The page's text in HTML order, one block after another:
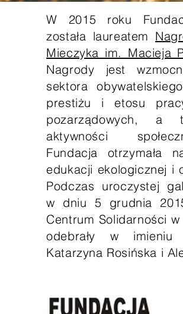
W 2015 roku
została laureatem
Mieczyka im. Macieja
Nagrody jest
sektora
prestiżu i etosu
pozarządowych, a
aktywności
Fundacja otrzymała
edukacji ekologicznej i
Podczas uroczystej
w dniu 5 grudnia
Centrum Solidarności
odebrały w imieniu
Katarzyna Rosińska i